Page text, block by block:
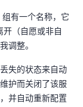
有一个名称，它
（自愿或非自
调整。
失的状态来自动
护而关闭了该服
并自动重新配置